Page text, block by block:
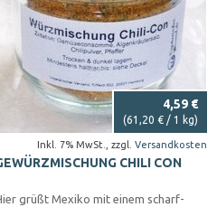
4,59 €
Inkl. 7% MwSt. zzgl. Versandkosten
(61,20 € / 1 kg)
CHILI CON
grüßt Mexiko mit einem scharf-